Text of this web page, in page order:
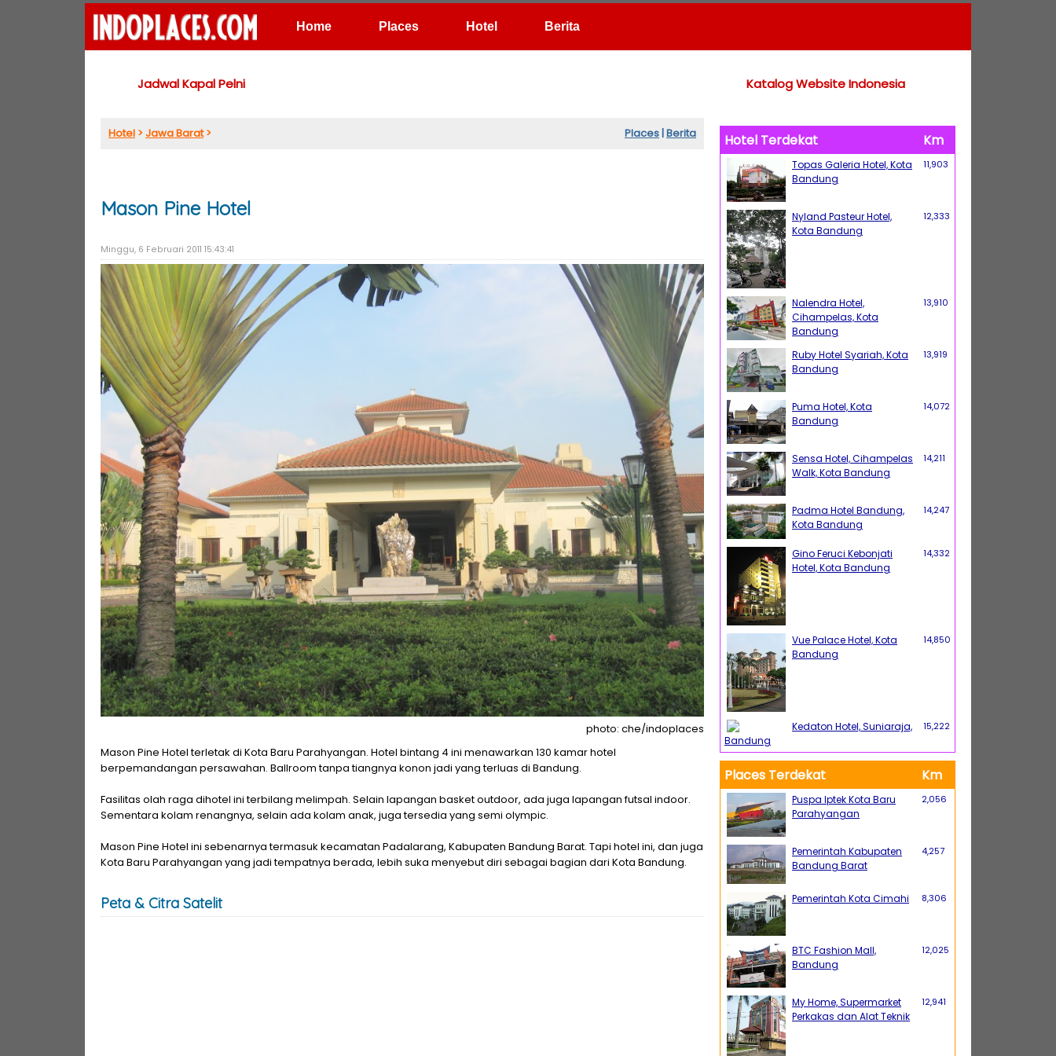
Home Places Hotel Berita
Jadwal Kapal Pelni Katalog Website Indonesia
Hotel >Jawa Barat> Places|Berita
Mason Pine Hotel
Minggu, 6 Februari 2011 15:43:41
photo: che/indoplaces
Mason Pine Hotel terletak di Kota Baru Parahyangan. Hotel bintang 4 ini menawarkan 130 kamar hotel
berpemandangan persawahan. Ballroom tanpa tiangnya konon jadi yang terluas di Bandung.
Fasilitas olah raga dihotel ini terbilang melimpah. Selain lapangan basket outdoor, ada juga lapangan futsal indoor.
Sementara kolam renangnya, selain ada kolam anak, juga tersedia yang semi olympic.
Mason Pine Hotel ini sebenarnya termasuk kecamatan Padalarang, Kabupaten Bandung Barat. Tapi hotel ini, dan juga
Kota Baru Parahyangan yang jadi tempatnya berada, lebih suka menyebut diri sebagai bagian dari Kota Bandung.
Peta & Citra Satelit
Hotel Terdekat Km
Topas Galeria Hotel, Kota
Bandung
11,903
Nyland Pasteur Hotel,
Kota Bandung
12,333
Nalendra Hotel,
Cihampelas, Kota
Bandung
13,910
Ruby Hotel Syariah, Kota
Bandung
13,919
Puma Hotel, Kota
Bandung
14,072
Sensa Hotel, Cihampelas
Walk, Kota Bandung
14,211
Padma Hotel Bandung,
Kota Bandung
14,247
Gino Feruci Kebonjati
Hotel, Kota Bandung
14,332
Vue Palace Hotel, Kota
Bandung
14,850
Kedaton Hotel, Suniaraja,
Bandung
15,222
Places Terdekat Km
Puspa Iptek Kota Baru
Parahyangan
2,056
Pemerintah Kabupaten
Bandung Barat
4,257
Pemerintah Kota Cimahi 8,306
BTC Fashion Mall,
Bandung
12,025
My Home, Supermarket
Perkakas dan Alat Teknik
12,941